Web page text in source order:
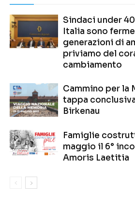
Sindaci under
Italia sono
generazioni di
priviamo del
cambiamento
Cammino per la
tappa
Birkenau
Famiglie
maggio il 6°
Amoris Laetitia